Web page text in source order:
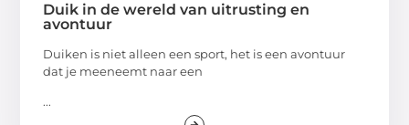
Duik in de wereld van uitrusting en
avontuur
Duiken is niet alleen een sport, het is een avontuur
dat je meeneemt naar een
...